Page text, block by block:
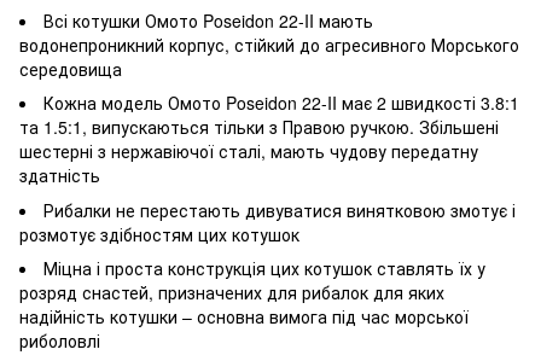
Всі котушки Омото Poseidon 22-II мають
водонепроникний корпус, стійкий до агресивного Морського
середовища
Кожна модель Омото Poseidon 22-II має 2 швидкості 3.8:1
та 1.5:1, випускаються тільки з Правою ручкою. Збільшені
шестерні з нержавіючої сталі, мають чудову передатну
здатність
Рибалки не перестають дивуватися винятковою змотує і
розмотує здібностям цих котушок
Міцна і проста конструкція цих котушок ставлять їх у
розряд снастей, призначених для рибалок для яких
надійність котушки – основна вимога під час морської
риболовлі